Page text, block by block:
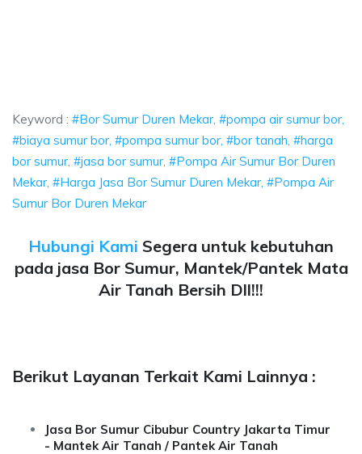
Keyword : #Bor Sumur Duren Mekar, #pompa air sumur bor,
#biaya sumur bor, #pompa sumur bor, #bor tanah, #harga
bor sumur, #jasa bor sumur, #Pompa Air Sumur Bor Duren
Mekar, #Harga Jasa Bor Sumur Duren Mekar, #Pompa Air
Sumur Bor Duren Mekar
Hubungi Kami Segera untuk kebutuhan
pada jasa Bor Sumur, Mantek/Pantek Mata
Air Tanah Bersih Dll!!!
Berikut Layanan Terkait Kami Lainnya :
Jasa Bor Sumur Cibubur Country Jakarta Timur
- Mantek Air Tanah / Pantek Air Tanah